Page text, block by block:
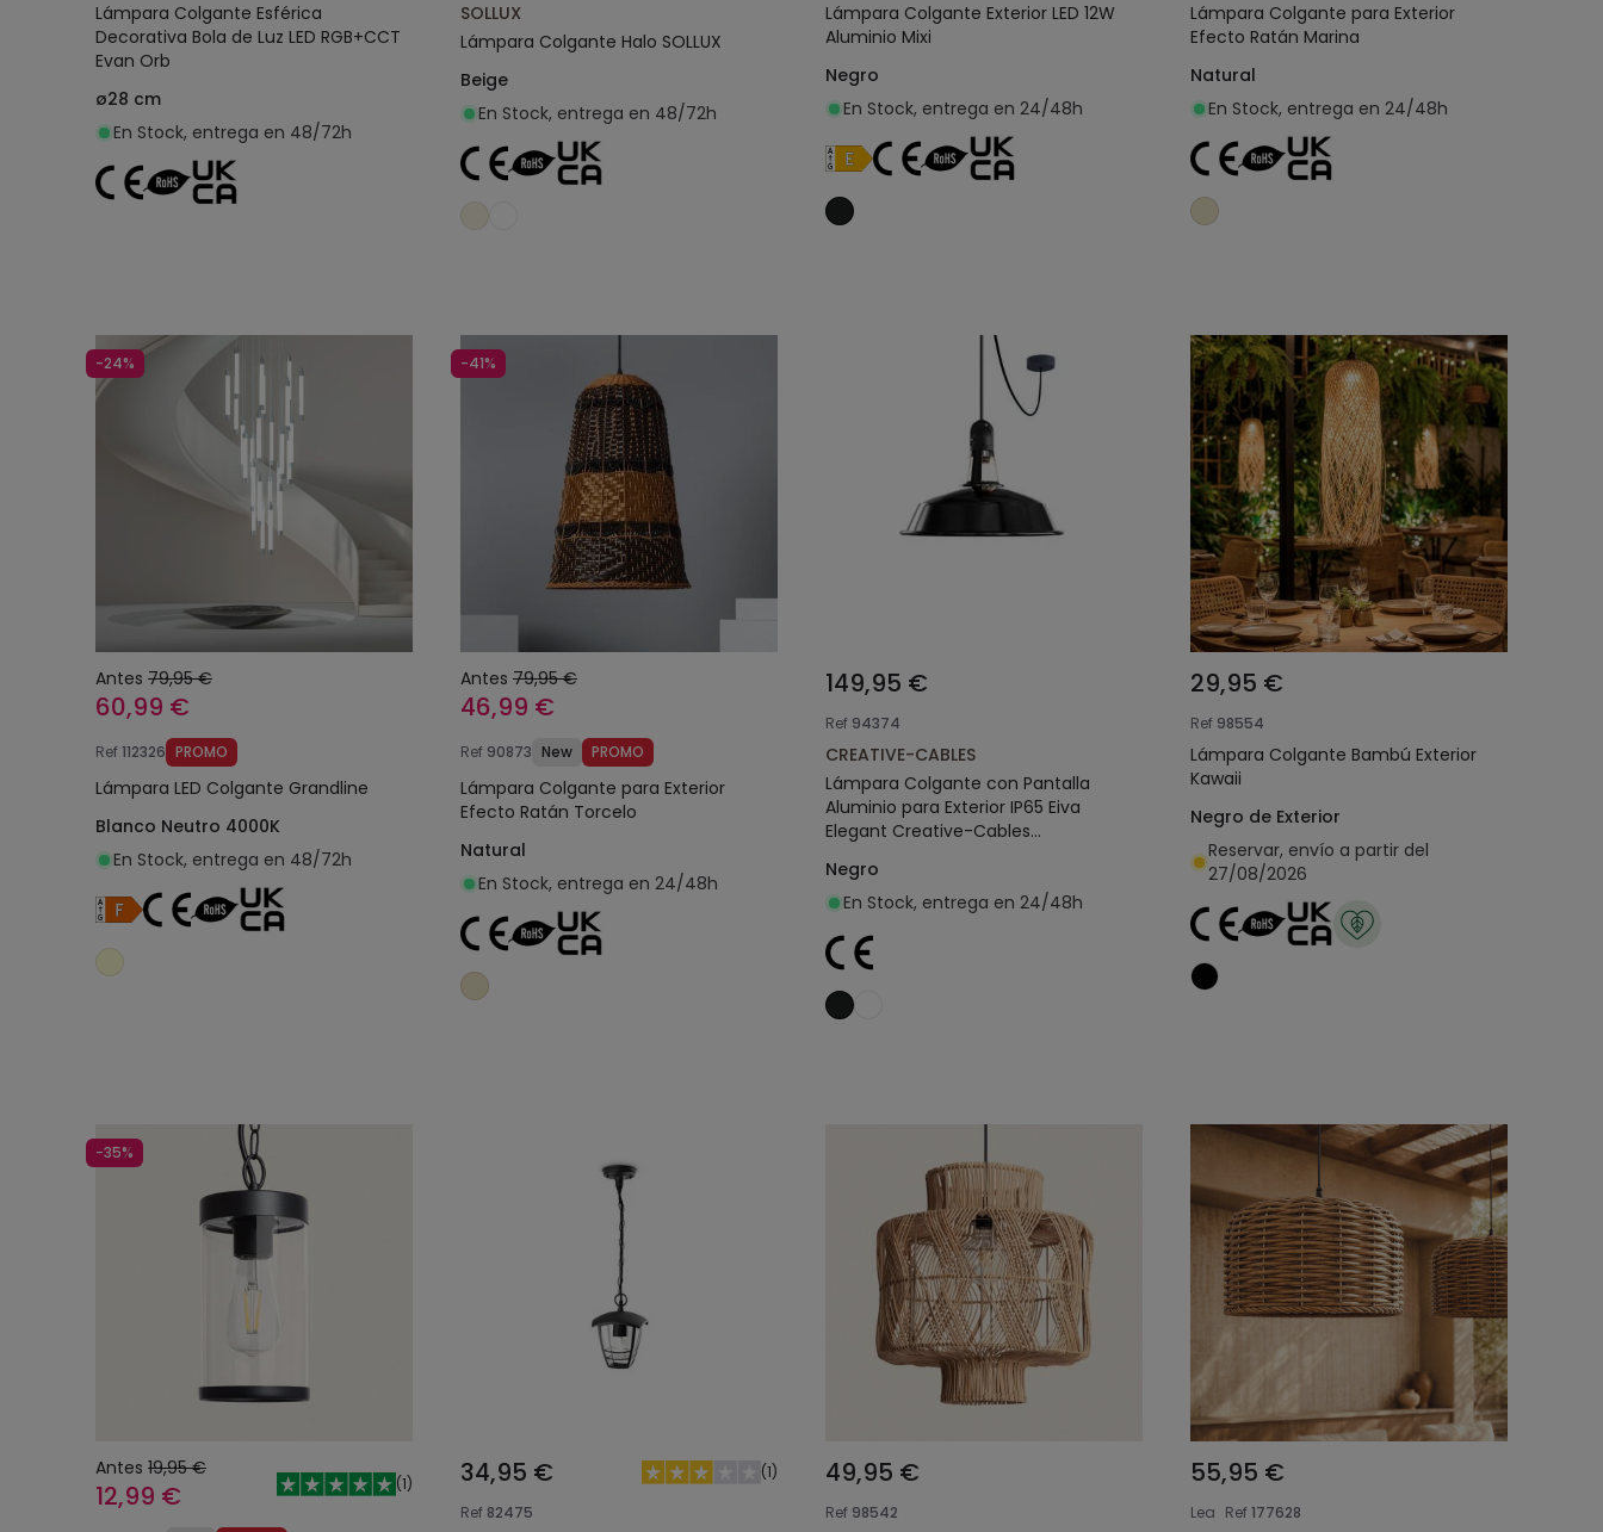
Lámpara Colgante Esférica
Decorativa Bola de Luz LED RGB+CCT
Evan Orb
ø28 cm
En Stock, entrega en 48/72h
SOLLUX
Lámpara Colgante Halo SOLLUX
Beige
En Stock, entrega en 48/72h
Lámpara Colgante Exterior LED 12W
Aluminio Mixi
Negro
En Stock, entrega en 24/48h
Lámpara Colgante para Exterior
Efecto Ratán Marina
Natural
En Stock, entrega en 24/48h
-24%
Antes 79,95 €
60,99 €
Ref112326 PROMO
Lámpara LED Colgante Grandline
Blanco Neutro 4000K
En Stock, entrega en 48/72h
-41%
Antes 79,95 €
46,99 €
Ref 90873 New PROMO
Lámpara Colgante para Exterior
Efecto Ratán Torcelo
Natural
En Stock, entrega en 24/48h
149,95 €
Ref 94374
CREATIVE-CABLES
Lámpara Colgante con Pantalla
Aluminio para Exterior IP65 Eiva
Elegant Creative-Cables
Negro
En Stock, entrega en 24/48h
29,95 €
Ref 98554
Lámpara Colgante Bambú Exterior
Kawaii
Negro de Exterior
Reservar, envío a partir del
27/08/2026
-35%
Antes 19,95 €
12,99 € (1) 34,95 € (1)
Ref 82475
49,95 €
Ref 98542
55,95 €
Lea Ref177628